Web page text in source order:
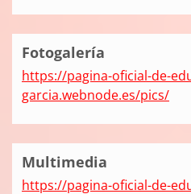
Fotogalería
https://pagina-oficial-de-
garcia.webnode.es/pics/
Multimedia
https://pagina-oficial-de-